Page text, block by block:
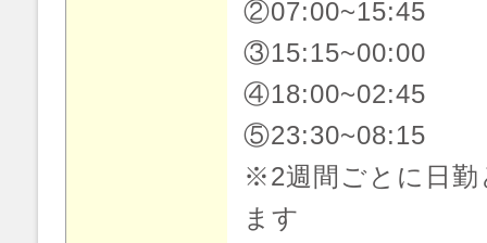
②07:00~15:45
③15:15~00:00
④18:00~02:45
⑤23:30~08:15
※2週間ごとに日勤
ます